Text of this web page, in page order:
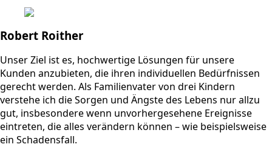
Robert Roither
Unser Ziel ist es, hochwertige Lösungen für unsere
Kunden anzubieten, die ihren individuellen Bedürfnissen
gerecht werden. Als Familienvater von drei Kindern
verstehe ich die Sorgen und Ängste des Lebens nur allzu
gut, insbesondere wenn unvorhergesehene Ereignisse
eintreten, die alles verändern können – wie beispielsweise
ein Schadensfall.